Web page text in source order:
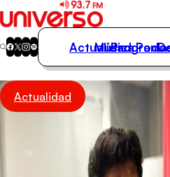
Actualidad
Música
Actualidad
Música
Actualidad